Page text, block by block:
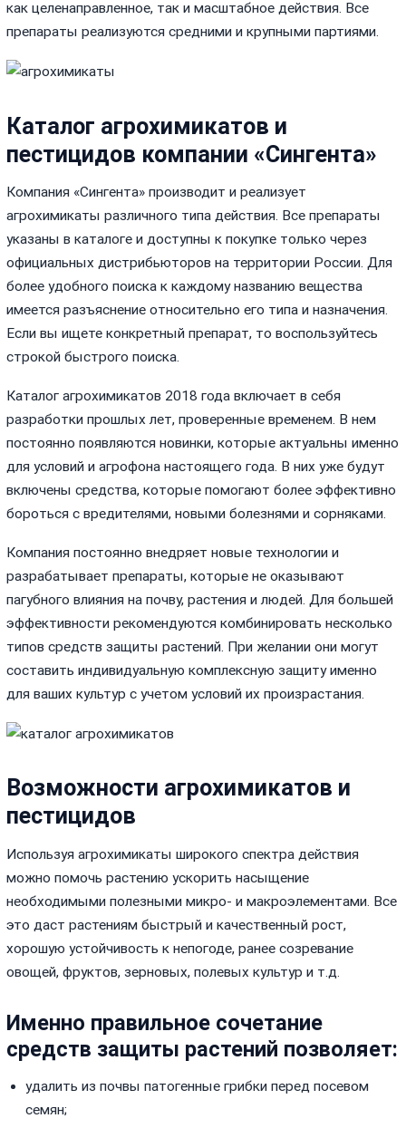
как целенаправленное, так и масштабное действия. Все
препараты реализуются средними и крупными партиями.
Каталог агрохимикатов и
пестицидов компании «Сингента»
Компания «Сингента» производит и реализует
агрохимикаты различного типа действия. Все препараты
указаны в каталоге и доступны к покупке только через
официальных дистрибьюторов на территории России. Для
более удобного поиска к каждому названию вещества
имеется разъяснение относительно его типа и назначения.
Если вы ищете конкретный препарат, то воспользуйтесь
строкой быстрого поиска.
Каталог агрохимикатов 2018 года включает в себя
разработки прошлых лет, проверенные временем. В нем
постоянно появляются новинки, которые актуальны именно
для условий и агрофона настоящего года. В них уже будут
включены средства, которые помогают более эффективно
бороться с вредителями, новыми болезнями и сорняками.
Компания постоянно внедряет новые технологии и
разрабатывает препараты, которые не оказывают
пагубного влияния на почву, растения и людей. Для большей
эффективности рекомендуются комбинировать несколько
типов средств защиты растений. При желании они могут
составить индивидуальную комплексную защиту именно
для ваших культур с учетом условий их произрастания.
Возможности агрохимикатов и
пестицидов
Используя агрохимикаты широкого спектра действия
можно помочь растению ускорить насыщение
необходимыми полезными микро- и макроэлементами. Все
это даст растениям быстрый и качественный рост,
хорошую устойчивость к непогоде, ранее созревание
овощей, фруктов, зерновых, полевых культур и т.д.
Именно правильное сочетание
средств защиты растений позволяет:
удалить из почвы патогенные грибки перед посевом
семян;